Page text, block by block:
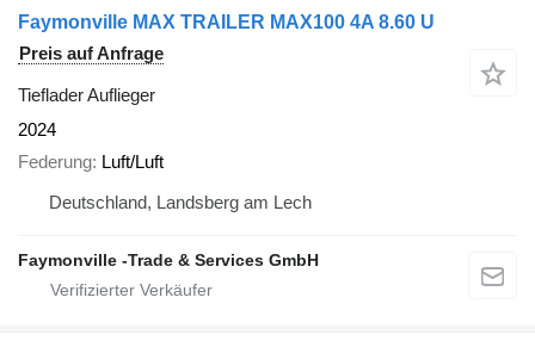
Faymonville MAX TRAILER MAX100 4A 8.60 U
Preis auf Anfrage
Tieflader Auflieger
2024
Federung Luft/Luft
Deutschland, Landsberg am Lech
Faymonville -Trade & Services GmbH